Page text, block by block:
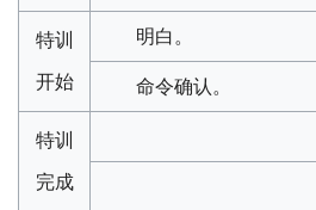
特训
开始
明白。
命令确认。
特训
完成